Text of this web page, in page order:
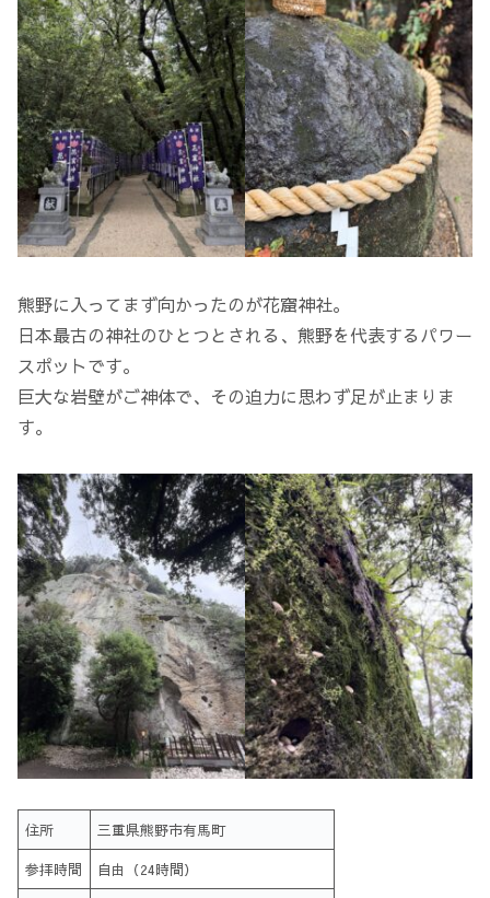
熊野に入ってまず向かったのが花窟神社。
日本最古の神社のひとつとされる、熊野を代表するパワー
スポットです。
巨大な岩壁がご神体で、その迫力に思わず足が止まりま
す。
住所 三重県熊野市有馬町
参拝時間 自由（24時間）